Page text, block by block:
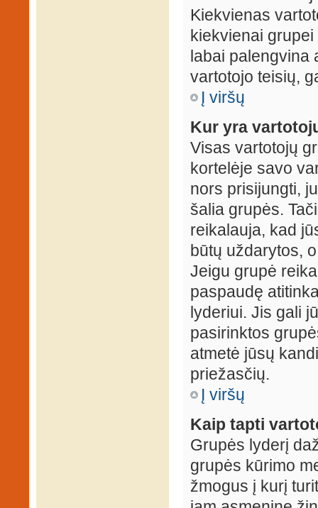
Kiekvienas
kiekvienai
labai palengvina
vartotojo teisių,
Į viršų
Kur yra
Visas vartotojų
kortelėje savo
nors prisijungti,
šalia grupės.
reikalauja, kad
būtų uždarytos,
Jeigu grupė
paspaudę
lyderiui. Jis gali
pasirinktos
atmetė jūsų
priežasčių.
Į viršų
Kaip tapti
Grupės lyderį
grupės kūrimo
žmogus į kurį